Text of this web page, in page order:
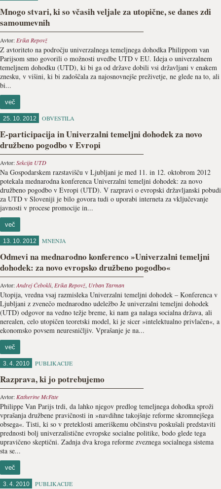
Mnogo stvari, ki so včasih veljale za utopične, se danes zdi
samoumevnih
Avtor: Erika Repovž
Z avtoriteto na področju univerzalnega temeljnega dohodka Philippom van
Parijsom smo govorili o možnosti uvedbe UTD v EU. Ideja o univerzalnem
temeljnem dohodku (UTD), ki bi ga od države dobili vsi državljani v enakem
znesku, v višini, ki bi zadoščala za najosnovnejše preživetje, ne glede na to, ali
bi...
več
25. 10. 2012 OBVESTILA
E-participacija in Univerzalni temeljni dohodek za novo
družbeno pogodbo v Evropi
Avtor:Sekcija UTD
Na Gospodarskem razstavišču v Ljubljani je med 11. in 12. oktobrom 2012
potekala mednarodna konferenca Univerzalni temeljni dohodek: za novo
družbeno pogodbo v Evropi (UTD). V razpravi o evropski državljanski pobudi
za UTD v Sloveniji je bilo govora tudi o uporabi interneta za vključevanje
javnosti v procese promocije in...
več
13. 10. 2012 MNENJA
Odmevi na mednarodno konferenco »Univerzalni temeljni
dohodek: za novo evropsko družbeno pogodbo«
Avtor:Andrej Čebokli, Erika Repovž, Urban Tarman
Utopija, vredna vsaj razmisleka Univerzalni temeljni dohodek – Konferenca v
Ljubljani z zvenečo mednarodno udeležbo Je univerzalni temeljni dohodek
(UTD) odgovor na vedno težje breme, ki nam ga nalaga socialna država, ali
nerealen, celo utopičen teoretski model, ki je sicer »intelektualno privlačen«, a
ekonomsko povsem neuresničljiv. Vprašanje je na...
več
3. 4. 2010 PUBLIKACIJE
Razprava, ki jo potrebujemo
Avtor: Katherine McFate
Philippe Van Parijs trdi, da lahko njegov predlog temeljnega dohodka sproži
vprašanja družbene pravičnosti in »navdihne takojšnje reforme skromnejšega
obsega«. Tisti, ki so v preteklosti ameriškemu občinstvu poskušali predstaviti
prednosti bolj univerzalistične evropske socialne politike, bodo glede tega
upravičeno skeptični. Zadnja dva kroga reforme zveznega socialnega sistema
sta se...
več
3. 4. 2010 PUBLIKACIJE